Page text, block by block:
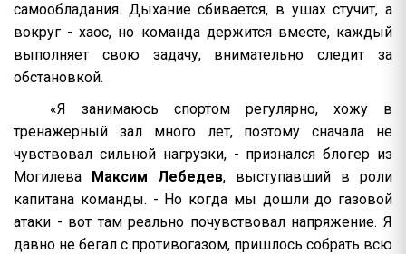
самообладания. Дыхание сбивается, в ушах стучит, а
вокруг - хаос, но команда держится вместе, каждый
выполняет свою задачу, внимательно следит за
обстановкой.
«Я занимаюсь спортом регулярно, хожу в
тренажерный зал много лет, поэтому сначала не
чувствовал сильной нагрузки, - признался блогер из
Могилева Максим Лебедев, выступавший в роли
капитана команды. - Но когда мы дошли до газовой
атаки - вот там реально почувствовал напряжение. Я
давно не бегал с противогазом, пришлось собрать всю